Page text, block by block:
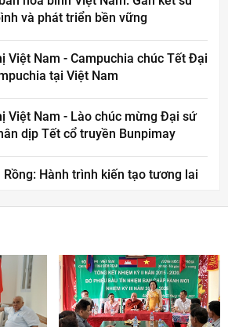
và phát triển bền vững
Việt Nam - Campuchia chúc Tết Đại
tại Việt Nam
Việt Nam - Lào chúc mừng Đại sứ
dịp Tết cổ truyền Bunpimay
Rồng: Hành trình kiến tạo tương lai